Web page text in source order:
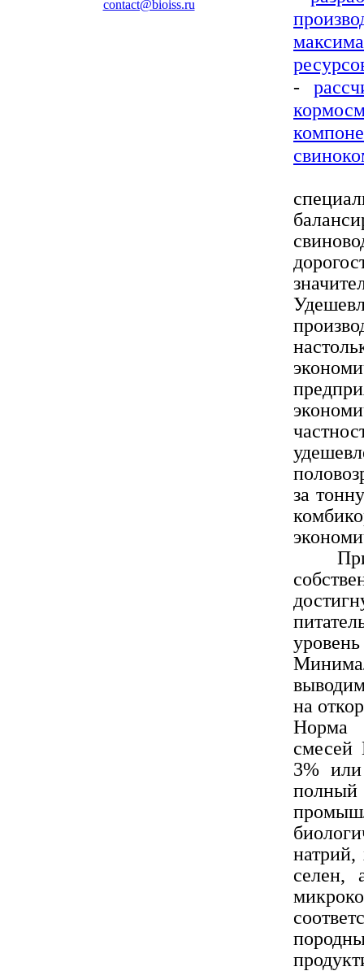
contact@bioiss.ru
-
за
При
на
Норма
3%
полный
натрий,
селен,